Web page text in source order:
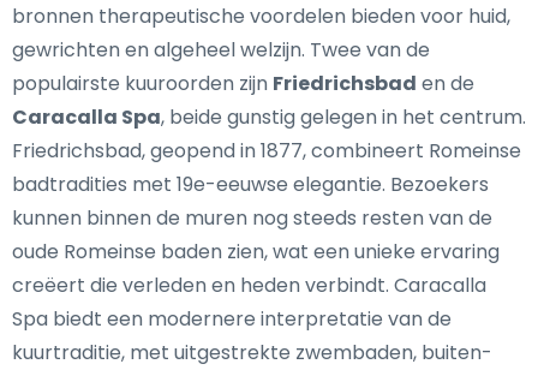
bronnen therapeutische voordelen bieden voor huid,
gewrichten en algeheel welzijn. Twee van de
populairste kuuroorden zijn Friedrichsbad en de
Caracalla Spa, beide gunstig gelegen in het centrum.
Friedrichsbad, geopend in 1877, combineert Romeinse
badtradities met 19e-eeuwse elegantie. Bezoekers
kunnen binnen de muren nog steeds resten van de
oude Romeinse baden zien, wat een unieke ervaring
creëert die verleden en heden verbindt. Caracalla
Spa biedt een modernere interpretatie van de
kuurtraditie, met uitgestrekte zwembaden, buiten-